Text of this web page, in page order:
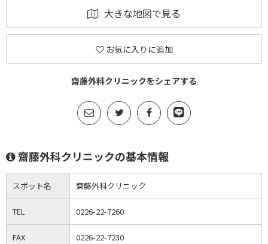
大きな地図で見る
お気に入りに追加
齋藤外科クリニックをシェアする
齋藤外科クリニックの基本情報
スポット名 齋藤外科クリニック
TEL 0226-22-7260
FAX 0226-22-7230